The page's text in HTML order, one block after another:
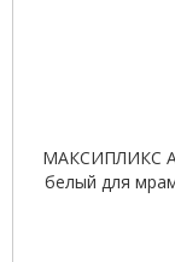
МАКСИПЛИКС
белый для